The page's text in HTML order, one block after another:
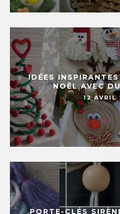
IDÉES
NOËL AVEC
12 AVRIL
PORTE-CLÉS